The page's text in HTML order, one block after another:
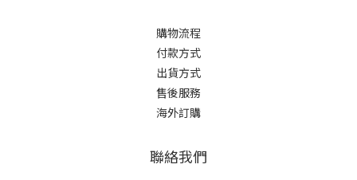
購物流程
付款方式
出貨方式
售後服務
海外訂購
聯絡我們